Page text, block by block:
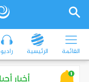
القائمة الرئيسية راديو